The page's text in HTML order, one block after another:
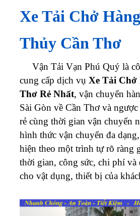
Xe Tải Chở
Thủy Cần Thơ
Vận Tải Vạn Phú Quý là
cung cấp dịch vụ Xe Tải
Thơ Rẻ Nhất, vận chuyển
Sài Gòn về Cần Thơ và
rẻ cùng thời gian vận chuyển
hình thức vận chuyển đa
hiện theo một trình tự rõ ràng
thời gian, công sức, chi phí và
cho vật dụng, thiết bị của